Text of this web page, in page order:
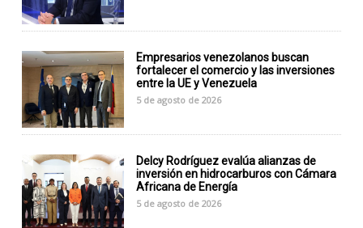
Empresarios venezolanos buscan
fortalecer el comercio y las inversiones
entre la UE y Venezuela
5 de agosto de 2026
Delcy Rodríguez evalúa alianzas de
inversión en hidrocarburos con Cámara
Africana de Energía
5 de agosto de 2026